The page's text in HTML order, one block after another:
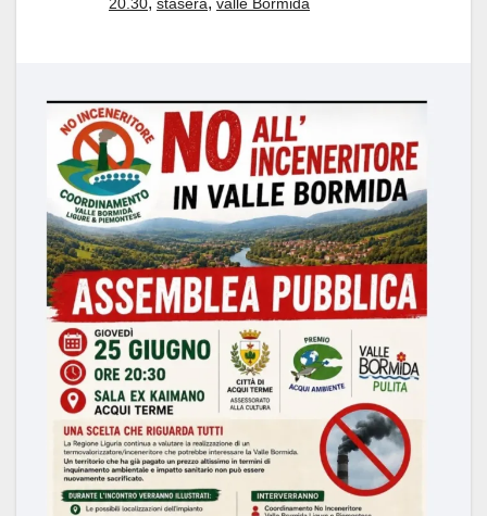
20.30 stasera valle Bormida